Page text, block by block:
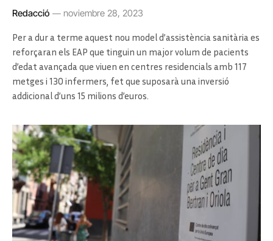
Redacció noviembre 28, 2023
Per a dur a terme aquest nou model d’assistència sanitària es
reforçaran els EAP que tinguin un major volum de pacients
d’edat avançada que viuen en centres residencials amb 117
metges i 130 infermers, fet que suposarà una inversió
addicional d’uns 15 milions d’euros.